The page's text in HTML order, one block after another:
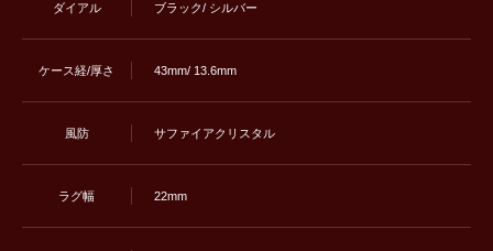
ダイアル ブラック/ シルバー
ケース経/厚さ 43mm/ 13.6mm
風防 サファイアクリスタル
ラグ幅 22mm